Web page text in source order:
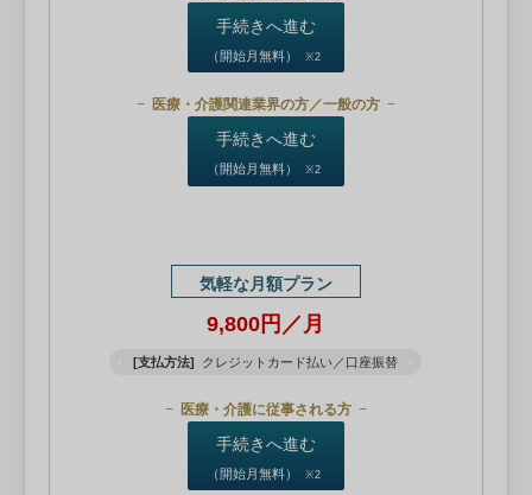
手続きへ進む
（開始月無料） ※2
医療・介護関連業界の方／一般の方
手続きへ進む
（開始月無料） ※2
気軽な月額プラン
9,800円／月
[支払方法] クレジットカード払い／口座振替
医療・介護に従事される方
手続きへ進む
（開始月無料） ※2